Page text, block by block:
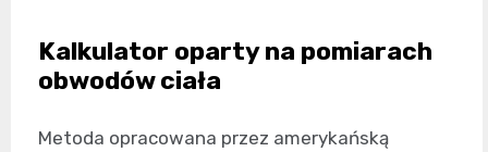
Kalkulator oparty na pomiarach
obwodów ciała
Metoda opracowana przez amerykańską